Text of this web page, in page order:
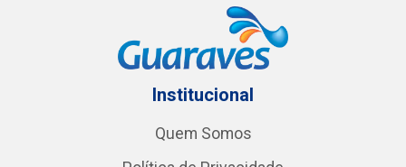
Institucional
Quem Somos